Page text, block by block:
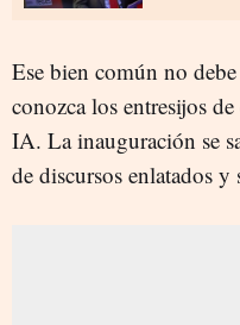
Ese bien común no
conozca los entresijos
IA. La inauguración se
de discursos enlatados